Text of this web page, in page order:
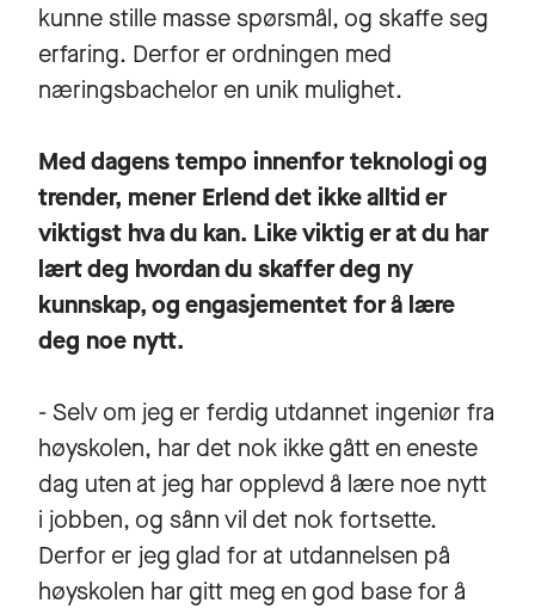
kunne stille masse spørsmål, og skaffe seg
erfaring. Derfor er ordningen med
næringsbachelor en unik mulighet.
Med dagens tempo innenfor teknologi og
trender, mener Erlend det ikke alltid er
viktigst hva du kan. Like viktig er at du har
lært deg hvordan du skaffer deg ny
kunnskap, og engasjementet for å lære
deg noe nytt.
- Selv om jeg er ferdig utdannet ingeniør fra
høyskolen, har det nok ikke gått en eneste
dag uten at jeg har opplevd å lære noe nytt
i jobben, og sånn vil det nok fortsette.
Derfor er jeg glad for at utdannelsen på
høyskolen har gitt meg en god base for å